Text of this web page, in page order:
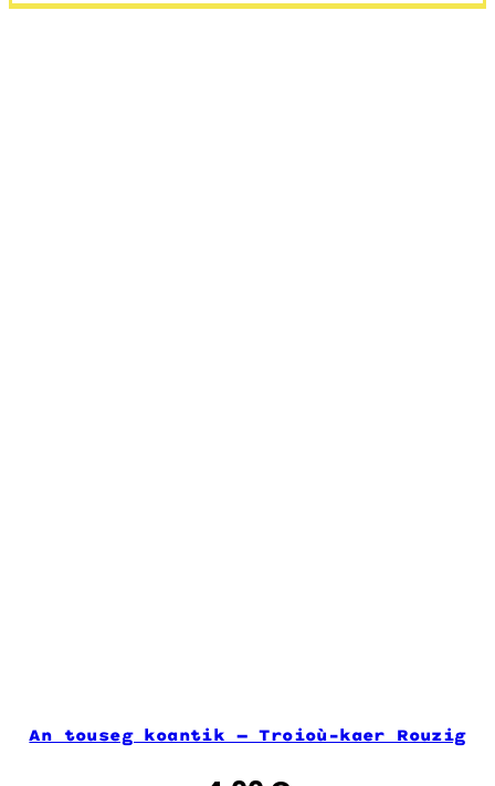
An touseg koantik – Troioù-kaer Rouzig